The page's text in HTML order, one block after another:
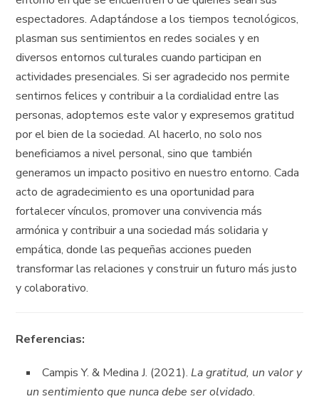
espectadores. Adaptándose a los tiempos tecnológicos,
plasman sus sentimientos en redes sociales y en
diversos entornos culturales cuando participan en
actividades presenciales. Si ser agradecido nos permite
sentirnos felices y contribuir a la cordialidad entre las
personas, adoptemos este valor y expresemos gratitud
por el bien de la sociedad. Al hacerlo, no solo nos
beneficiamos a nivel personal, sino que también
generamos un impacto positivo en nuestro entorno. Cada
acto de agradecimiento es una oportunidad para
fortalecer vínculos, promover una convivencia más
armónica y contribuir a una sociedad más solidaria y
empática, donde las pequeñas acciones pueden
transformar las relaciones y construir un futuro más justo
y colaborativo.
Referencias:
Campis Y. & Medina J. (2021).La gratitud, un valor y
un sentimiento que nunca debe ser olvidado.